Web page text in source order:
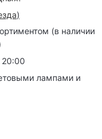
)
(в наличии
20:00
лампами и